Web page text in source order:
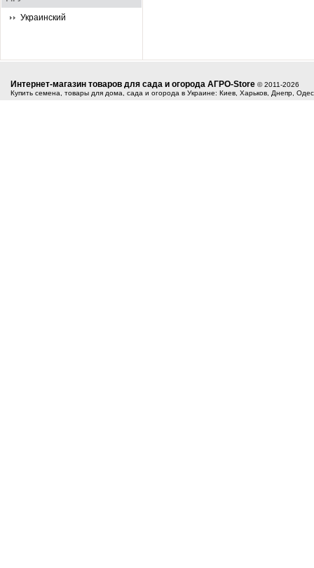
Украинский
Интернет-магазин товаров для сада и огорода АГРО-Store © 2011-2026
Купить семена, товары для дома, сада и огорода в Украине: Киев, Харьков, Днепр,